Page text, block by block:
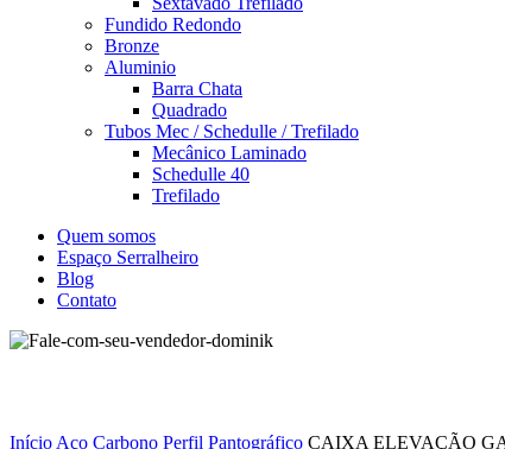
Fundido Redondo
Bronze
Aluminio
Barra Chata
Quadrado
Tubos Mec / Schedulle / Trefilado
Mecânico Laminado
Schedulle 40
Trefilado
Quem somos
Espaço Serralheiro
Blog
Contato
Início Aço Carbono Perfil Pantográfico CAIXA ELEVAÇÃO